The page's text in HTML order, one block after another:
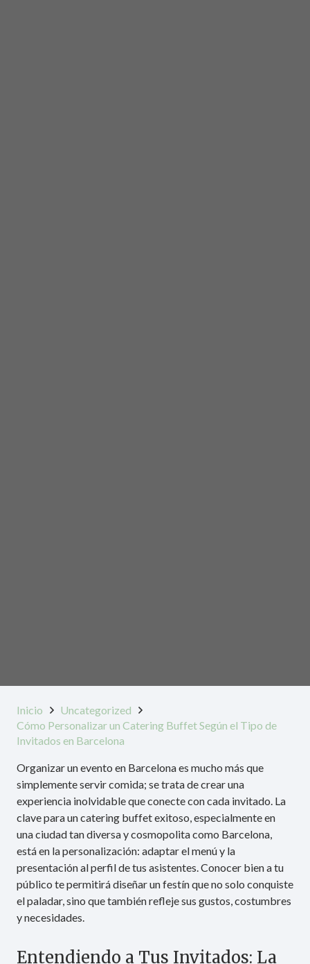
Inicio
Uncategorized
Cómo Personalizar un Catering Buffet Según el Tipo de
Invitados en Barcelona
Organizar un evento en Barcelona es mucho más que
simplemente servir comida; se trata de crear una
experiencia inolvidable que conecte con cada invitado. La
clave para un catering buffet exitoso, especialmente en
una ciudad tan diversa y cosmopolita como Barcelona,
está en la personalización: adaptar el menú y la
presentación al perfil de tus asistentes. Conocer bien a tu
público te permitirá diseñar un festín que no solo conquiste
el paladar, sino que también refleje sus gustos, costumbres
y necesidades.
Entendiendo a Tus Invitados: La